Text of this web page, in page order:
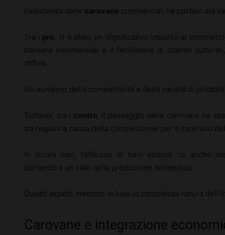
L’esistenza delle carovane commerciali ha portato sia
Tra i pro , vi è stato un significativo impulso al
barriere commerciali e il facilitatore di scambi
diffusi.
Un aumento della competitività e della varietà di
Tuttavia, tra i contro , il passaggio delle carovane ha
tra regioni a causa della competizione per il controllo
In alcuni casi, l’afflusso di beni esterni ha anche
portando a un calo della produzione domestica.
Questi aspetti mettono in luce la complessa natura
Carovane e integrazione